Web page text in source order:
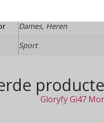
Dames, Heren
Sport